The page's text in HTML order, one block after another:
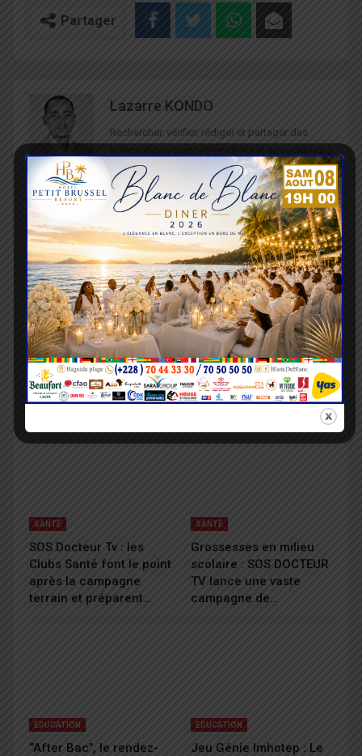
Partager
Lazarre KONDO
Rechercher, vérifier, rédiger et partager des
tous, telle est ma mission. Récemment, je suis
engagé dans la sensibilisation à la sécurité
routière. Je suis passionné du sport et de la
ARTICLE PRÉCÉDENT
Le Cetef accueille le
plus grand hôpital
éphémère
PROCHAIN ARTICLE
France / ‘’Bloquons tout’’
: Rennes et Saint-
Nazaire paralysées par
les mobilisations
Tout Le Texte
VOUS POURRIEZ AUSSI AIMER
SANTÉ
SOS Docteur Tv : les
Clubs Santé font le point
après la campagne
terrain et préparent…
SANTÉ
Grossesses en milieu
scolaire : SOS DOCTEUR
TV lance une vaste
campagne de…
EDUCATION
‘’After Bac’’, le rendez-
EDUCATION
Jeu Génie Imhotep : Le